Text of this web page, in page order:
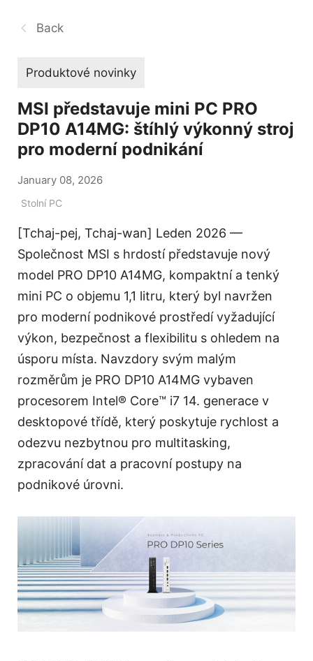
Back
Produktové novinky
MSI představuje mini PC PRO
DP10 A14MG: štíhlý výkonný stroj
pro moderní podnikání
January 08, 2026
Stolní PC
[Tchaj-pej, Tchaj-wan] Leden 2026 —
Společnost MSI s hrdostí představuje nový
model PRO DP10 A14MG, kompaktní a tenký
mini PC o objemu 1,1 litru, který byl navržen
pro moderní podnikové prostředí vyžadující
výkon, bezpečnost a flexibilitu s ohledem na
úsporu místa. Navzdory svým malým
rozměrům je PRO DP10 A14MG vybaven
procesorem Intel® Core™ i7 14. generace v
desktopové třídě, který poskytuje rychlost a
odezvu nezbytnou pro multitasking,
zpracování dat a pracovní postupy na
podnikové úrovni.